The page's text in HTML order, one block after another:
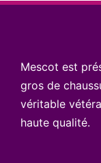
Mescot est
gros de
véritable
haute qualité.